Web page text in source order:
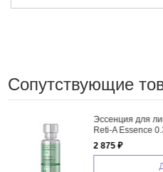
Сопутствующие
Эссенция для
Reti-A Essence
2 875 ₽